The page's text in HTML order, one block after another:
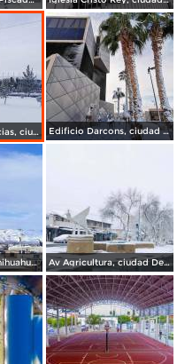
Gran Estadio Delicias, ciudad Delicias. Edificio Darcons, ciudad Delicias.
Ciudad Delicias Chihuahua en Invierno. Av Agricultura, ciudad Delicias.